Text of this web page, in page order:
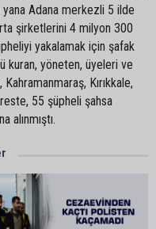
yana Adana merkezli 5 ilde
şirketlerini 4 milyon 300
yakalamak için şafak
kuran, yöneten, üyeleri ve
Kırıkkale,
55 şüpheli şahsa
alınmıştı.